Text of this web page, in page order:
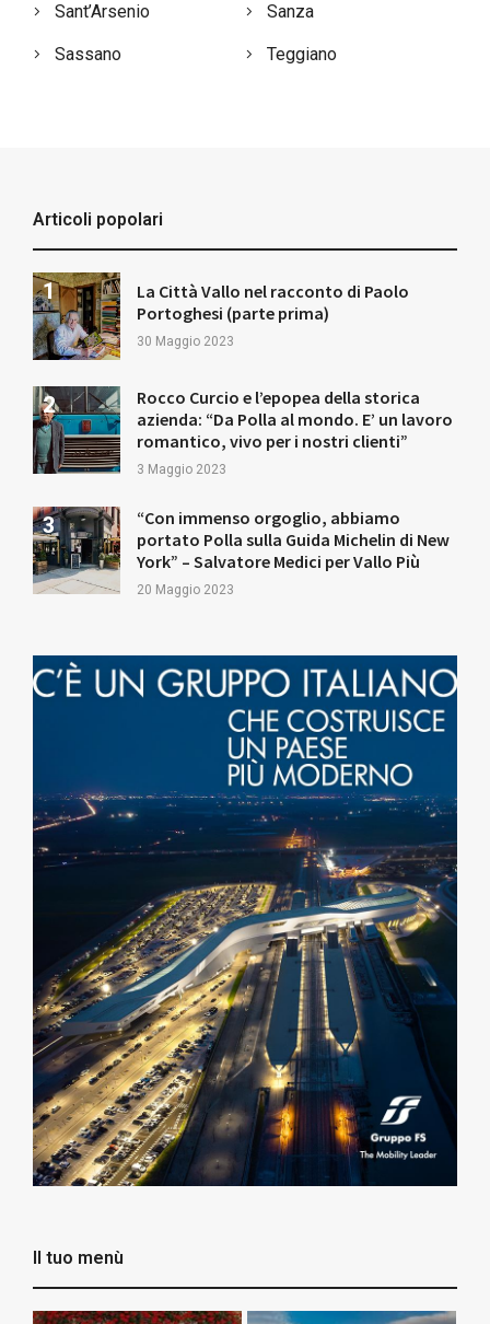
Sant’Arsenio Sanza
Sassano Teggiano
Articoli popolari
La Città Vallo nel racconto di Paolo
Portoghesi (parte prima)
30 Maggio 2023
Rocco Curcio e l’epopea della storica
azienda: “Da Polla al mondo. E’ un lavoro
romantico, vivo per i nostri clienti”
3 Maggio 2023
“Con immenso orgoglio, abbiamo
portato Polla sulla Guida Michelin di New
York” – Salvatore Medici per Vallo Più
20 Maggio 2023
Il tuo menù